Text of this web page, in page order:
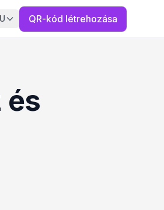
QR-kód létrehozása
és